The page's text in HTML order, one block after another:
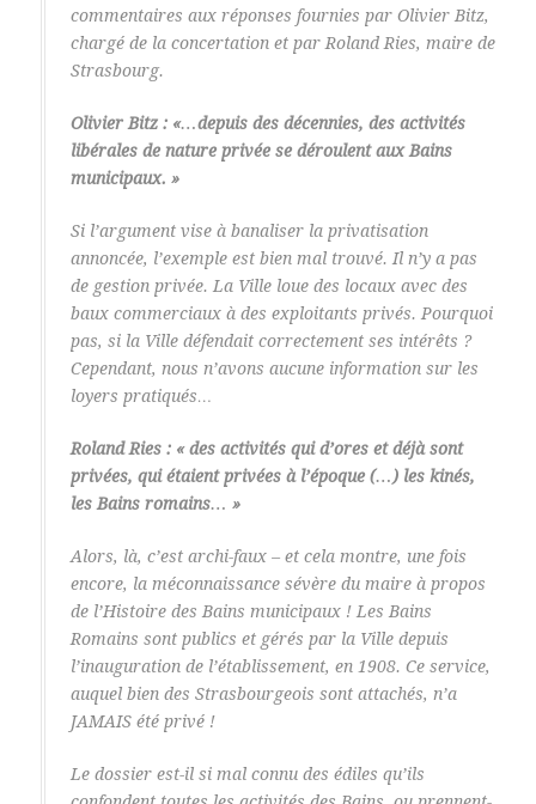
commentaires aux réponses fournies par Olivier Bitz,
chargé de la concertation et par Roland Ries, maire de
Strasbourg.
Olivier Bitz : «…depuis des décennies, des activités
libérales de nature privée se déroulent aux Bains
municipaux. »
Si l’argument vise à banaliser la privatisation
annoncée, l’exemple est bien mal trouvé. Il n’y a pas
de gestion privée. La Ville loue des locaux avec des
baux commerciaux à des exploitants privés. Pourquoi
pas, si la Ville défendait correctement ses intérêts ?
Cependant, nous n’avons aucune information sur les
loyers pratiqués…
Roland Ries : « des activités qui d’ores et déjà sont
privées, qui étaient privées à l’époque (…) les kinés,
les Bains romains… »
Alors, là, c’est archi-faux – et cela montre, une fois
encore, la méconnaissance sévère du maire à propos
de l’Histoire des Bains municipaux ! Les Bains
Romains sont publics et gérés par la Ville depuis
l’inauguration de l’établissement, en 1908. Ce service,
auquel bien des Strasbourgeois sont attachés, n’a
JAMAIS été privé !
Le dossier est-il si mal connu des édiles qu’ils